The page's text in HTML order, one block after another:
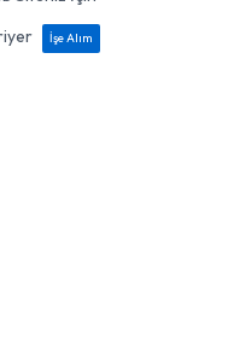
İşe Alım